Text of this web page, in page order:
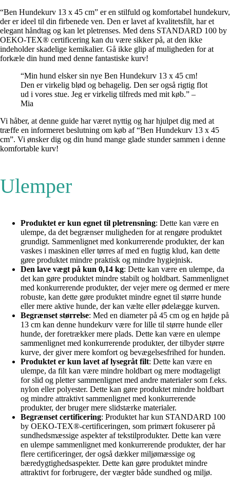
“Ben Hundekurv 13 x 45 cm” er en stilfuld og komfortabel hundekurv,
der er ideel til din firbenede ven. Den er lavet af kvalitetsfilt, har et
elegant håndtag og kan let pletrenses. Med dens STANDARD 100 by
OEKO-TEX® certificering kan du være sikker på, at den ikke
indeholder skadelige kemikalier. Gå ikke glip af muligheden for at
forkæle din hund med denne fantastiske kurv!
“Min hund elsker sin nye Ben Hundekurv 13 x 45 cm!
Den er virkelig blød og behagelig. Den ser også rigtig flot
ud i vores stue. Jeg er virkelig tilfreds med mit køb.” –
Mia
Vi håber, at denne guide har været nyttig og har hjulpet dig med at
træffe en informeret beslutning om køb af “Ben Hundekurv 13 x 45
cm”. Vi ønsker dig og din hund mange glade stunder sammen i denne
komfortable kurv!
Ulemper
Produktet er kun egnet til pletrensning: Dette kan være en
ulempe, da det begrænser muligheden for at rengøre produktet
grundigt. Sammenlignet med konkurrerende produkter, der kan
vaskes i maskinen eller tørres af med en fugtig klud, kan dette
gøre produktet mindre praktisk og mindre hygiejnisk.
Den lave vægt på kun 0,14 kg: Dette kan være en ulempe, da
det kan gøre produktet mindre stabilt og holdbart. Sammenlignet
med konkurrerende produkter, der vejer mere og dermed er mere
robuste, kan dette gøre produktet mindre egnet til større hunde
eller mere aktive hunde, der kan vælte eller ødelægge kurven.
Begrænset størrelse: Med en diameter på 45 cm og en højde på
13 cm kan denne hundekurv være for lille til større hunde eller
hunde, der foretrækker mere plads. Dette kan være en ulempe
sammenlignet med konkurrerende produkter, der tilbyder større
kurve, der giver mere komfort og bevægelsesfrihed for hunden.
Produktet er kun lavet af lysegråt filt: Dette kan være en
ulempe, da filt kan være mindre holdbart og mere modtageligt
for slid og pletter sammenlignet med andre materialer som f.eks.
nylon eller polyester. Dette kan gøre produktet mindre holdbart
og mindre attraktivt sammenlignet med konkurrerende
produkter, der bruger mere slidstærke materialer.
Begrænset certificering: Produktet har kun STANDARD 100
by OEKO-TEX®-certificeringen, som primært fokuserer på
sundhedsmæssige aspekter af tekstilprodukter. Dette kan være
en ulempe sammenlignet med konkurrerende produkter, der har
flere certificeringer, der også dækker miljømæssige og
bæredygtighedsaspekter. Dette kan gøre produktet mindre
attraktivt for forbrugere, der vægter både sundhed og miljø.